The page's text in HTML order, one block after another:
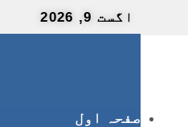
اگست 9, 2026
صفحہ اول